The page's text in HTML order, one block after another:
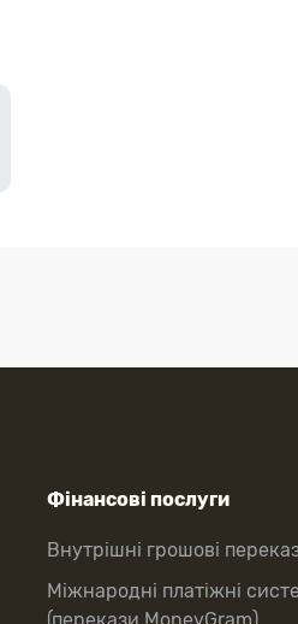
Фінансові послуги
Внутрішні грошові
Міжнародні платіжні